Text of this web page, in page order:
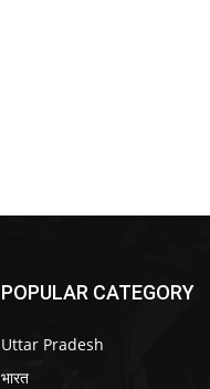
POPULAR CATEGORY
Uttar Pradesh
भारत